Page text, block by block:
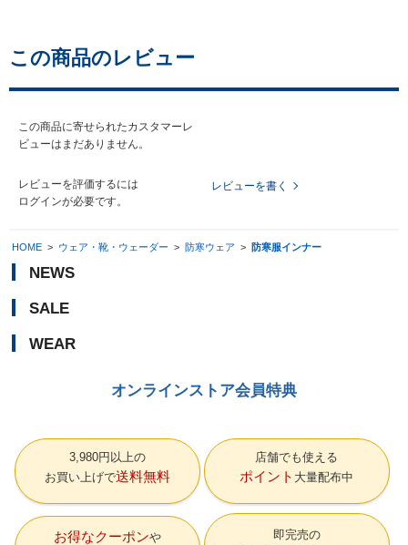
この商品のレビュー
この商品に寄せられたカスタマーレ
ビューはまだありません。
レビューを評価するには
ログインが必要です。
レビューを書く
HOME > ウェア・靴・ウェーダー > 防寒ウェア > 防寒服インナー
NEWS
SALE
WEAR
オンラインストア会員特典
3,980円以上の
お買い上げで送料無料
店舗でも使える
ポイント 大量配布中
お得なクーポン 即完売の